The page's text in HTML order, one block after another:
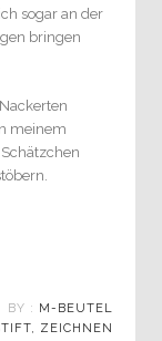
sogar an der
bringen
meinem
BY : M-BEUTEL
, ZEICHNEN